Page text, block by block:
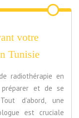
votre
Tunisie
radiothérapie en
et de se
d’abord, une
est cruciale